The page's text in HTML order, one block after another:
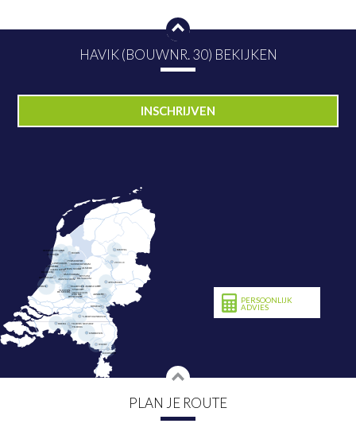
HAVIK (BOUWNR. 30) BEKIJKEN
PLAN NU BEZICHTIGING
INSCHRIJVEN
PERSOONLIJK
ADVIES
PLAN JE ROUTE